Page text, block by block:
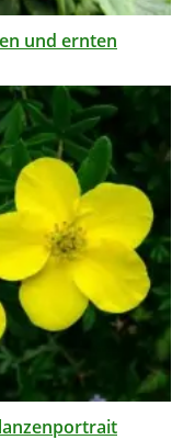
und ernten